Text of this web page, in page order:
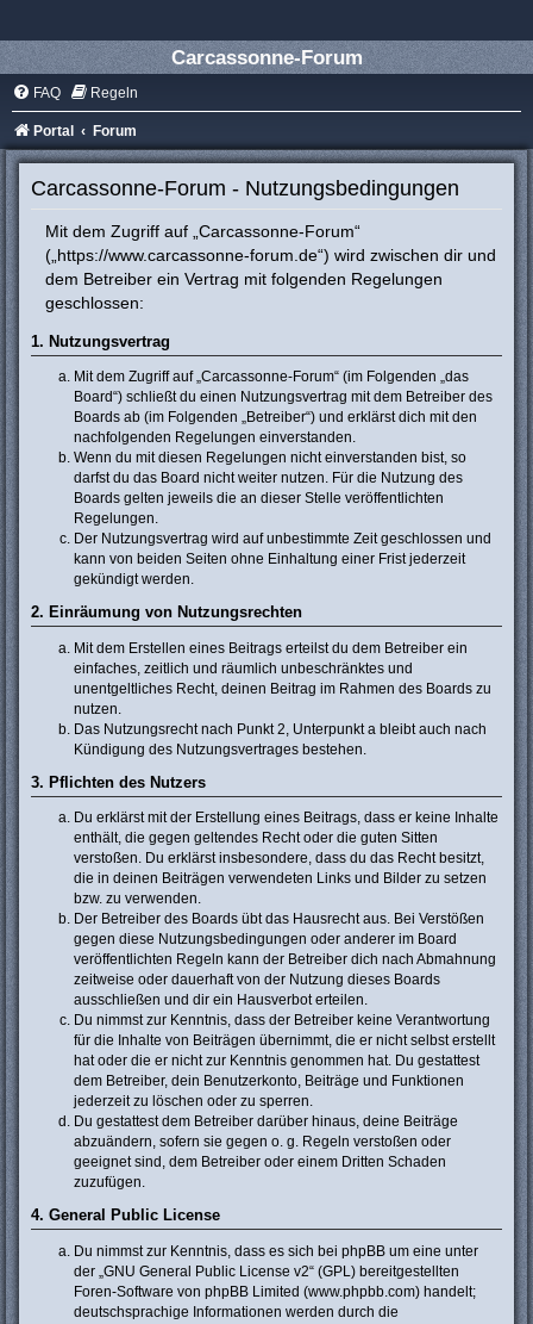
Carcassonne-Forum
FAQ Regeln
Portal Forum
Carcassonne-Forum - Nutzungsbedingungen
Mit dem Zugriff auf „Carcassonne-Forum“
(„https://www.carcassonne-forum.de“) wird zwischen dir und
dem Betreiber ein Vertrag mit folgenden Regelungen
geschlossen:
1. Nutzungsvertrag
Mit dem Zugriff auf „Carcassonne-Forum“ (im Folgenden „das
Board“) schließt du einen Nutzungsvertrag mit dem Betreiber des
Boards ab (im Folgenden „Betreiber“) und erklärst dich mit den
nachfolgenden Regelungen einverstanden.
Wenn du mit diesen Regelungen nicht einverstanden bist, so
darfst du das Board nicht weiter nutzen. Für die Nutzung des
Boards gelten jeweils die an dieser Stelle veröffentlichten
Regelungen.
Der Nutzungsvertrag wird auf unbestimmte Zeit geschlossen und
kann von beiden Seiten ohne Einhaltung einer Frist jederzeit
gekündigt werden.
2. Einräumung von Nutzungsrechten
Mit dem Erstellen eines Beitrags erteilst du dem Betreiber ein
einfaches, zeitlich und räumlich unbeschränktes und
unentgeltliches Recht, deinen Beitrag im Rahmen des Boards zu
nutzen.
Das Nutzungsrecht nach Punkt 2, Unterpunkt a bleibt auch nach
Kündigung des Nutzungsvertrages bestehen.
3. Pflichten des Nutzers
Du erklärst mit der Erstellung eines Beitrags, dass er keine Inhalte
enthält, die gegen geltendes Recht oder die guten Sitten
verstoßen. Du erklärst insbesondere, dass du das Recht besitzt,
die in deinen Beiträgen verwendeten Links und Bilder zu setzen
bzw. zu verwenden.
Der Betreiber des Boards übt das Hausrecht aus. Bei Verstößen
gegen diese Nutzungsbedingungen oder anderer im Board
veröffentlichten Regeln kann der Betreiber dich nach Abmahnung
zeitweise oder dauerhaft von der Nutzung dieses Boards
ausschließen und dir ein Hausverbot erteilen.
Du nimmst zur Kenntnis, dass der Betreiber keine Verantwortung
für die Inhalte von Beiträgen übernimmt, die er nicht selbst erstellt
hat oder die er nicht zur Kenntnis genommen hat. Du gestattest
dem Betreiber, dein Benutzerkonto, Beiträge und Funktionen
jederzeit zu löschen oder zu sperren.
Du gestattest dem Betreiber darüber hinaus, deine Beiträge
abzuändern, sofern sie gegen o. g. Regeln verstoßen oder
geeignet sind, dem Betreiber oder einem Dritten Schaden
zuzufügen.
4. General Public License
Du nimmst zur Kenntnis, dass es sich bei phpBB um eine unter
der „ GNU General Public License v2“ (GPL) bereitgestellten
Foren-Software von phpBB Limited (www.phpbb.com) handelt;
deutschsprachige Informationen werden durch die